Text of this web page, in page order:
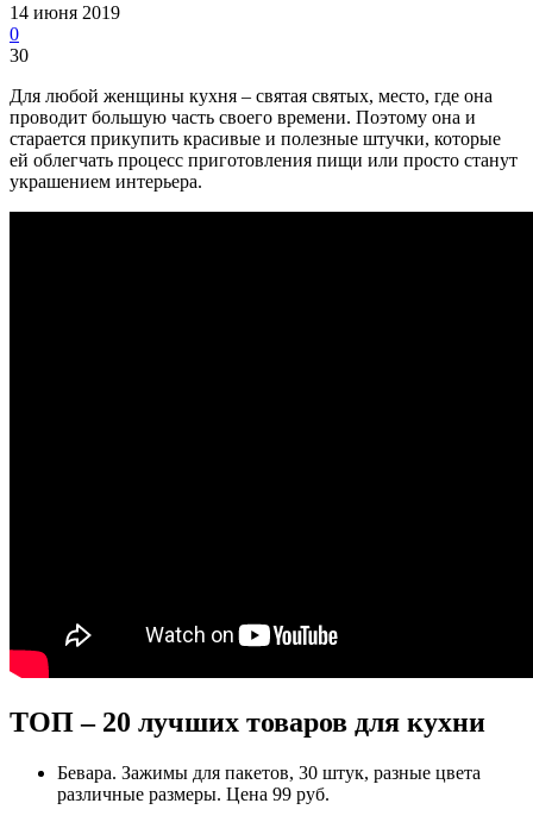
14 июня 2019
0
30
Для любой женщины кухня – святая святых, место, где она
проводит большую часть своего времени. Поэтому она и
старается прикупить красивые и полезные штучки, которые
ей облегчать процесс приготовления пищи или просто станут
украшением интерьера.
ТОП – 20 лучших товаров для кухни
Бевара. Зажимы для пакетов, 30 штук, разные цвета
различные размеры. Цена 99 руб.